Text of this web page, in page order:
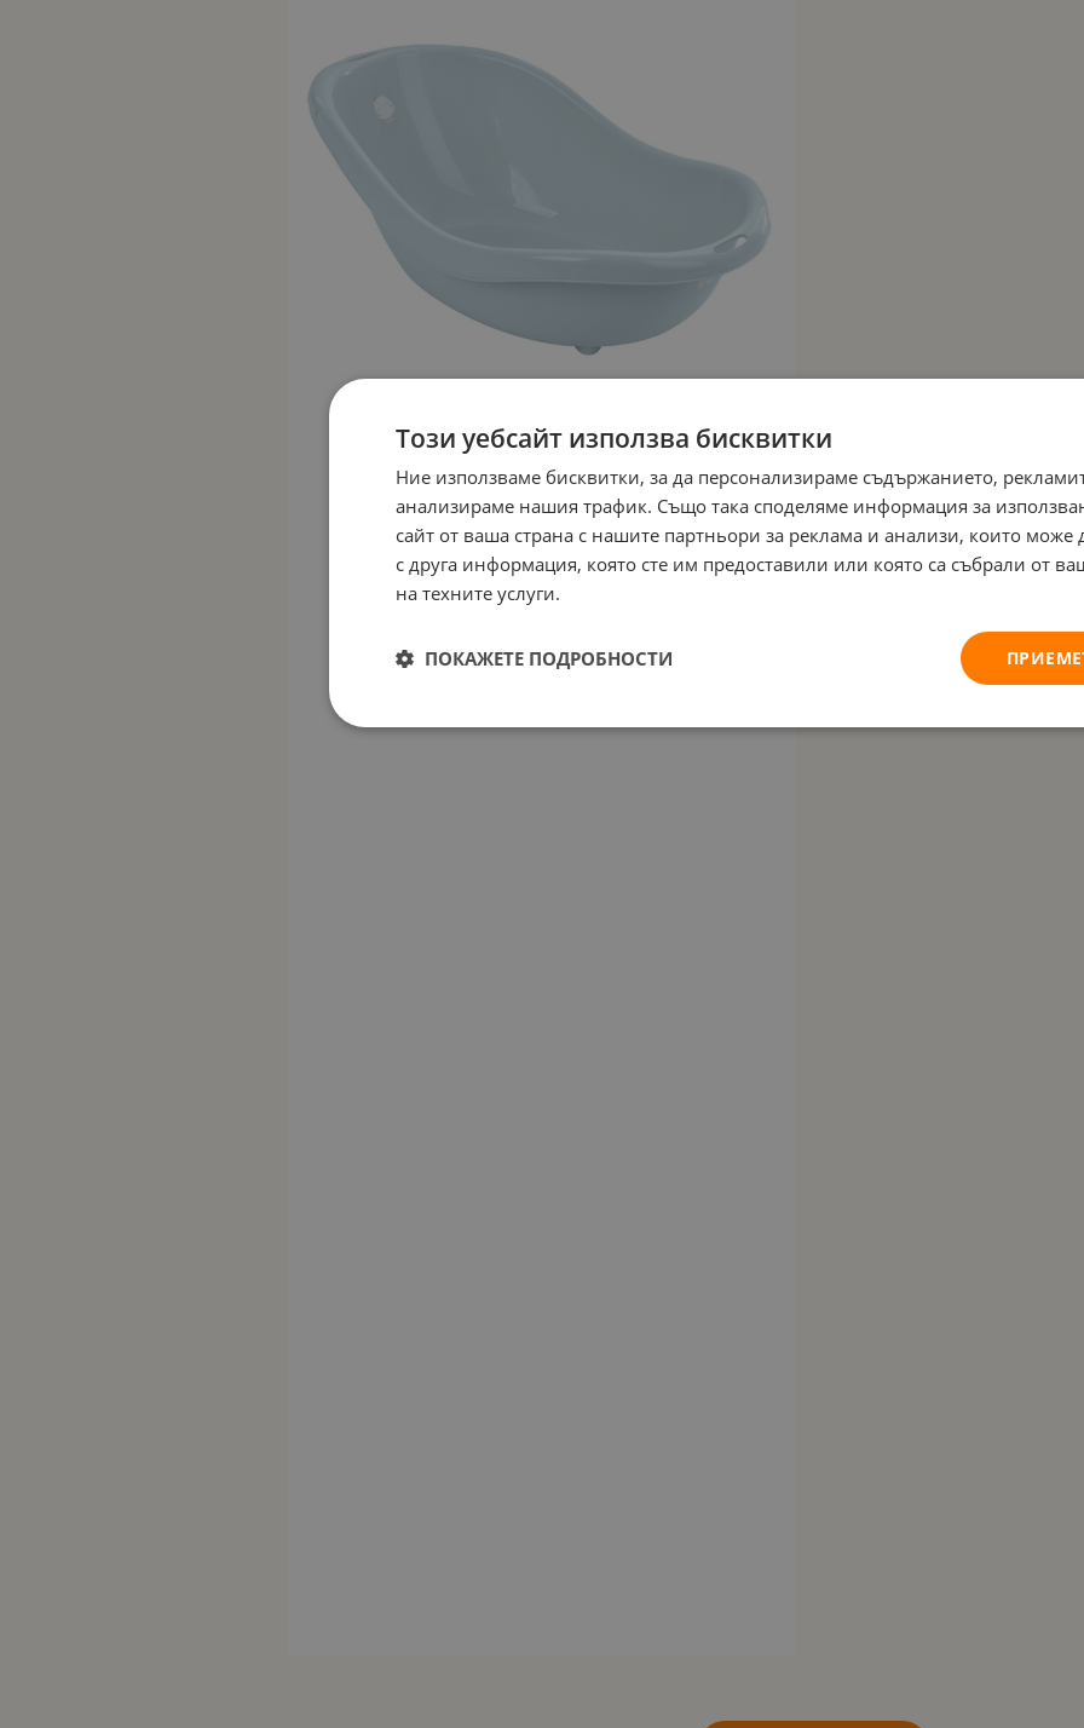
Този уебсайт използва бисквитки
Ние използваме бисквитки, за да персонализираме съдържанието,
анализираме нашия трафик. Също така споделяме информация за
сайт от ваша страна с нашите партньори за реклама и анализи, които може
с друга информация, която сте им предоставили или която са събрали от
на техните услуги.
ПОКАЖЕТЕ ПОДРОБНОСТИ